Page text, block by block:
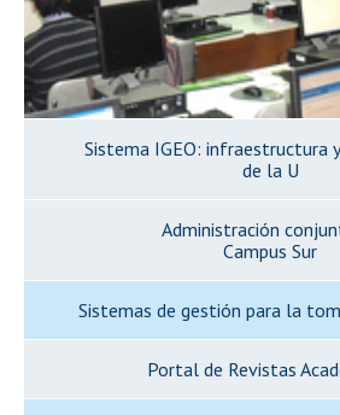
Sistema IGEO: infraestructura
de la U
Administración
Campus Sur
Sistemas de gestión para la
Portal de Revistas